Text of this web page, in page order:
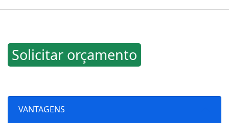
Solicitar orçamento
VANTAGENS